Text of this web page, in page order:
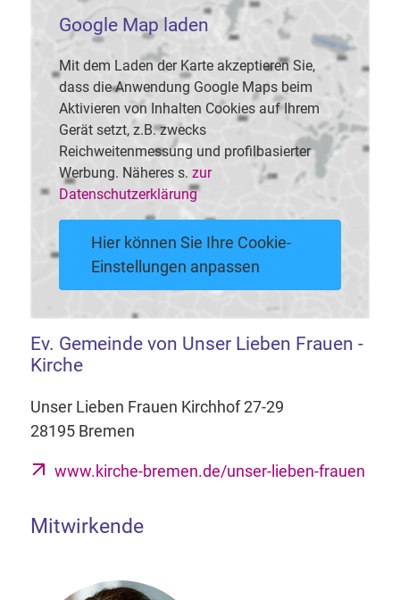
Google Map laden
Mit dem Laden der Karte akzeptieren Sie,
dass die Anwendung Google Maps beim
Aktivieren von Inhalten Cookies auf Ihrem
Gerät setzt, z.B. zwecks
Reichweitenmessung und profilbasierter
Werbung. Näheres s. zur
Datenschutzerklärung
Hier können Sie Ihre Cookie-
Einstellungen anpassen
Ev. Gemeinde von Unser Lieben Frauen -
Kirche
Unser Lieben Frauen Kirchhof 27-29
28195 Bremen
www.kirche-bremen.de/unser-lieben-frauen
Mitwirkende